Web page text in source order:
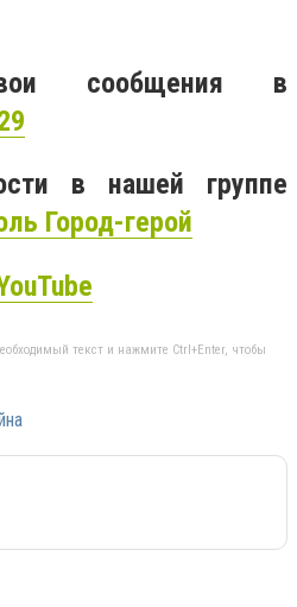
сообщения в
в нашей группе
Город-герой
текст и нажмите Ctrl+Enter, чтобы